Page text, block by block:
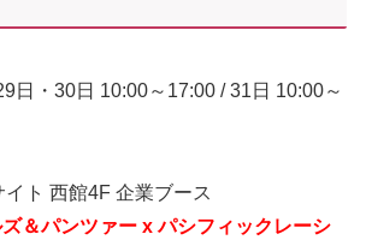
日・30日 10:00～17:00 / 31日 10:00～
ト 西館4F 企業ブース
＆パンツァー x パシフィックレーシ